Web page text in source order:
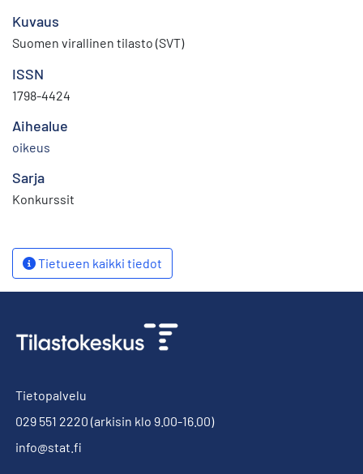
Kuvaus
Suomen virallinen tilasto (SVT)
ISSN
1798-4424
Aihealue
oikeus
Sarja
Konkurssit
Tietueen kaikki tiedot
Tietopalvelu
029 551 2220 (arkisin klo 9.00-16.00)
info@stat.fi